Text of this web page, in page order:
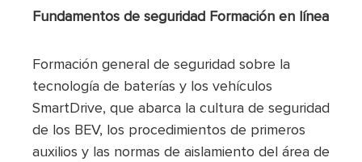
Fundamentos de seguridad Formación en línea
Formación general de seguridad sobre la
tecnología de baterías y los vehículos
SmartDrive, que abarca la cultura de seguridad
de los BEV, los procedimientos de primeros
auxilios y las normas de aislamiento del área de